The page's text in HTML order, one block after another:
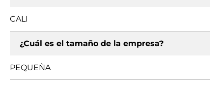
CALI
¿Cuál es el tamaño de la empresa?
PEQUEÑA